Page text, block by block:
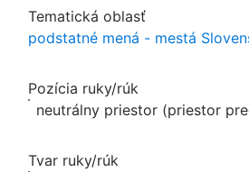
Tematická oblasť
podstatné mená - mestá
Pozícia ruky/rúk
neutrálny priestor (priestor
Tvar ruky/rúk